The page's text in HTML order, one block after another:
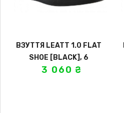
ВЗУТТЯ LEATT 1.0 FLAT
SHOE [BLACK], 6
3 060₴